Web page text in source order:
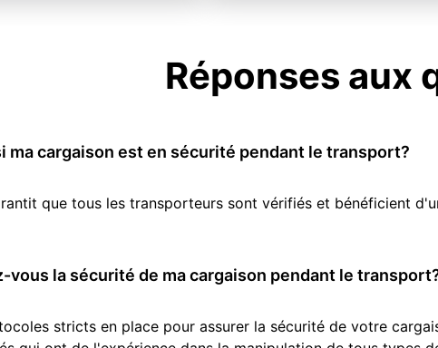
Réponses aux
ma cargaison est en sécurité pendant le transport?
que tous les transporteurs sont vérifiés et bénéficient
vous la sécurité de ma cargaison pendant le
stricts en place pour assurer la sécurité de votre